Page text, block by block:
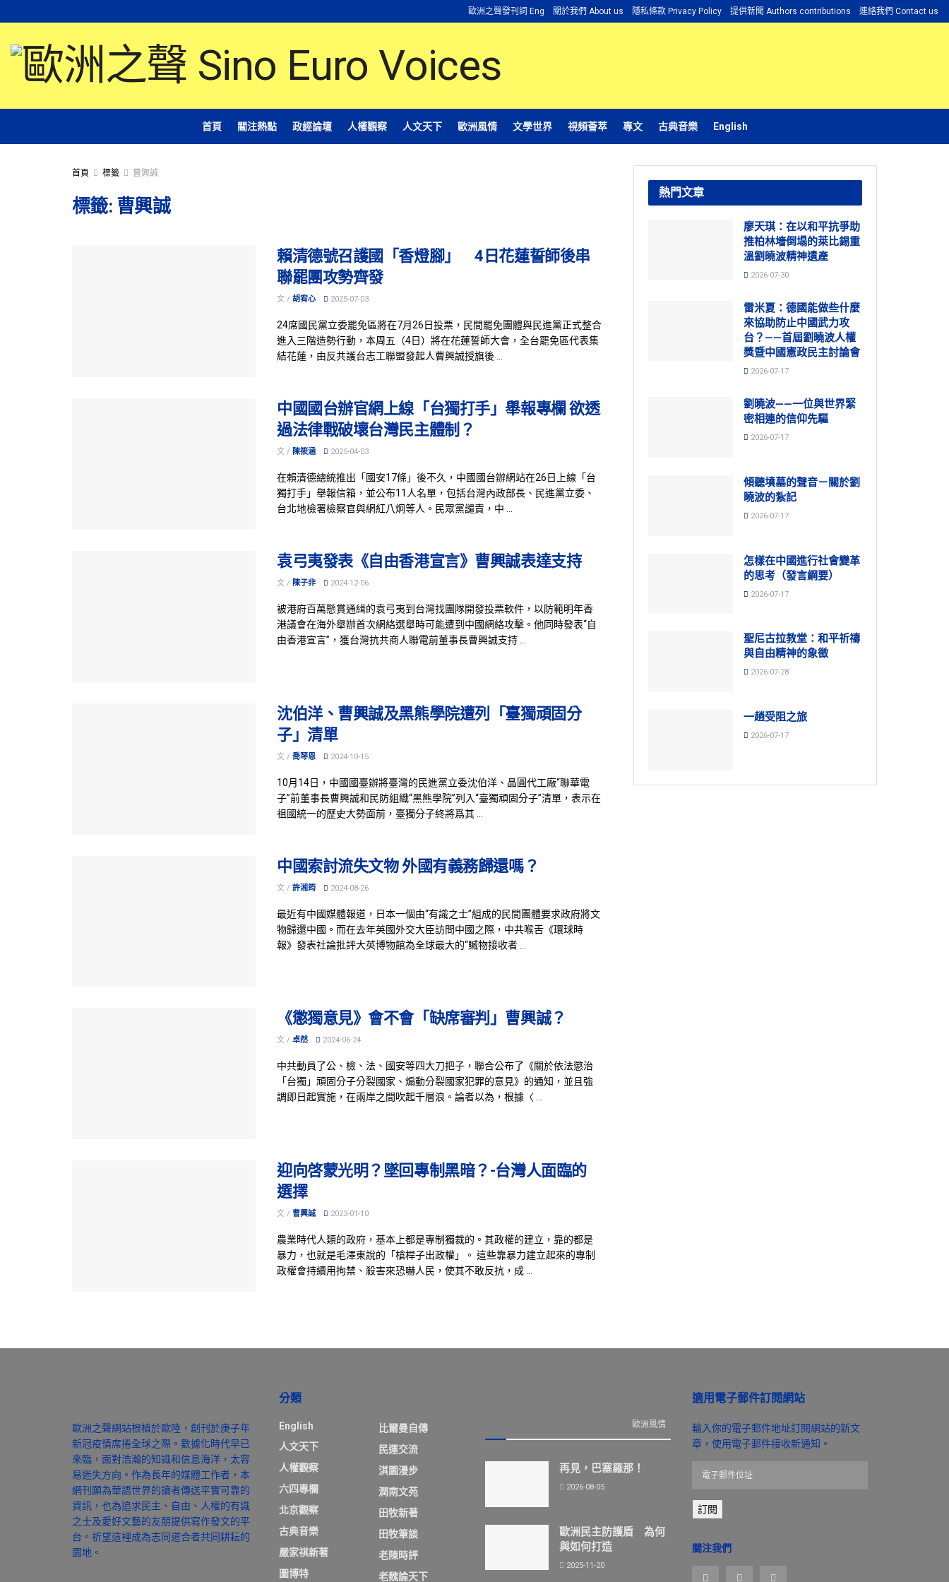
歐洲之聲發刊詞 Eng 關於我們 About us 隱私條款 Privacy Policy 提供新聞 Authors contributions 連絡我們 Contact us
首頁 關注熱點 政經論壇 人權觀察 人文天下 歐洲風情 文學世界 視頻薈萃 專文 古典音樂 English
首頁 標籤 曹興誠
標籤: 曹興誠
賴清德號召護國「香燈腳」 4日花蓮誓師後串
聯罷團攻勢齊發
文 / 胡宥心 2025-07-03
24席國民黨立委罷免區將在7月26日投票，民間罷免團體與民進黨正式整合
進入三階造勢行動，本周五（4日）將在花蓮誓師大會，全台罷免區代表集
結花蓮，由反共護台志工聯盟發起人曹興誠授旗後 ...
中國國台辦官網上線「台獨打手」舉報專欄 欲透
過法律戰破壞台灣民主體制？
文 / 陳筱涵 2025-04-03
在賴清德總統推出「國安17條」後不久，中國國台辦網站在26日上線「台
獨打手」舉報信箱，並公布11人名單，包括台灣內政部長、民進黨立委、
台北地檢署檢察官與網紅八炯等人。民眾黨譴責，中 ...
袁弓夷發表《自由香港宣言》曹興誠表達支持
文 / 陳子非 2024-12-06
被港府百萬懸賞通緝的袁弓夷到台灣找團隊開發投票軟件，以防範明年香
港議會在海外舉辦首次網絡選舉時可能遭到中國網絡攻擊。他同時發表“自
由香港宣言”，獲台灣抗共商人聯電前董事長曹興誠支持 ...
沈伯洋、曹興誠及黑熊學院遭列「臺獨頑固分
子」清單
文 / 喬琴恩 2024-10-15
10月14日，中國國臺辦將臺灣的民進黨立委沈伯洋、晶圓代工廠“聯華電
子”前董事長曹興誠和民防組織“黑熊學院”列入“臺獨頑固分子”清單，表示在
祖國統一的歷史大勢面前，臺獨分子終將爲其 ...
中國索討流失文物 外國有義務歸還嗎？
文 / 許湘筠 2024-08-26
最近有中國媒體報道，日本一個由“有識之士”組成的民間團體要求政府將文
物歸還中國。而在去年英國外交大臣訪問中國之際，中共喉舌《環球時
報》發表社論批評大英博物館為全球最大的“贓物接收者 ...
《懲獨意見》會不會「缺席審判」曹興誠？
文 / 卓然 2024-06-24
中共動員了公、檢、法、國安等四大刀把子，聯合公布了《關於依法懲治
「台獨」頑固分子分裂國家、煽動分裂國家犯罪的意見》的通知，並且強
調即日起實施，在兩岸之間吹起千層浪。論者以為，根據〈 ...
迎向啓蒙光明？墜回專制黑暗？-台灣人面臨的
選擇
文 / 曹興誠 2023-01-10
農業時代人類的政府，基本上都是專制獨裁的。其政權的建立，靠的都是
暴力，也就是毛澤東說的「槍桿子出政權」。 這些靠暴力建立起來的專制
政權會持續用拘禁、殺害來恐嚇人民，使其不敢反抗，成 ...
熱門文章
廖天琪：在以和平抗爭助
推柏林墻倒塌的萊比錫重
溫劉曉波精神遺產
2026-07-30
雷米夏：德國能做些什麼
來協助防止中國武力攻
台？——首屆劉曉波人權
獎暨中國憲政民主討論會
2026-07-17
劉曉波——一位與世界緊
密相連的信仰先驅
2026-07-17
傾聽墳墓的聲音－關於劉
曉波的紮記
2026-07-17
怎樣在中國進行社會變革
的思考（發言綱要）
2026-07-17
聖尼古拉教堂：和平祈禱
與自由精神的象徵
2026-07-28
一趟受阻之旅
2026-07-17
歐洲之聲網站根植於歐陸，創刊於庚子年
新冠疫情席捲全球之際。數據化時代早已
來臨，面對浩瀚的知識和信息海洋，太容
易迷失方向。作為長年的媒體工作者，本
網刊願為華語世界的讀者傳送平實可靠的
資訊，也為追求民主、自由、人權的有識
之士及愛好文藝的友朋提供寫作發文的平
台。祈望這裡成為志同道合者共同耕耘的
園地。
分類
English
人文天下
人權觀察
六四專欄
北京觀察
古典音樂
嚴家祺新著
圖博特
比爾曼自傳
民運交流
淇園漫步
潤南文苑
田牧新著
田牧筆談
老陳時評
老魏論天下
歐洲風情
再見，巴塞羅那！
2026-08-05
歐洲民主防護盾 為何
與如何打造
2025-11-20
適用電子郵件訂閱網站
輸入你的電子郵件地址訂閱網站的新文
章，使用電子郵件接收新通知。
郵
件
址
訂閱
關注我們